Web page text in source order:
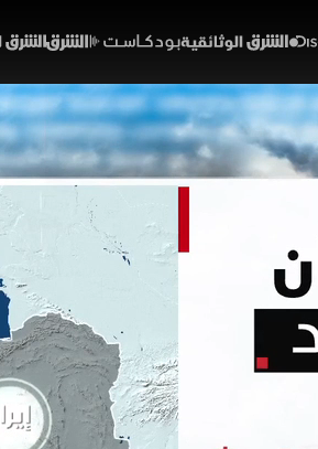
إيران.. وعود
أخبار
إلى أن ضخ مبالغ ضخمة
إعفاءات دورية وإخطار الكونجرس،
مما يعرض الشركات العالمية